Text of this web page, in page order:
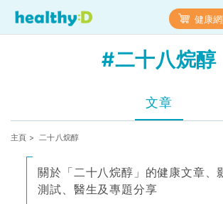
健康
#二十八烷醇
文章
主頁 > 二十八烷醇
關於「二十八烷醇」的健康文章、
測試、醫生及專題分享